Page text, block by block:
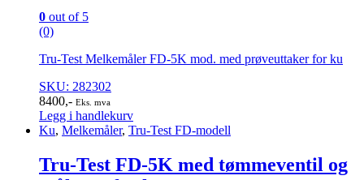
0 out of 5
(0)
Tru-Test Melkemåler FD-5K mod. med prøveuttaker for ku
SKU: 282302
8400,- Eks. mva
Legg i handlekurv
Ku, Melkemåler, Tru-Test FD-modell
Tru-Test FD-5K med tømmeventil og